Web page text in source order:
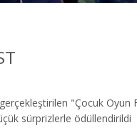
"Çocuk Oyun
sürprizlerle ödüllendirildi